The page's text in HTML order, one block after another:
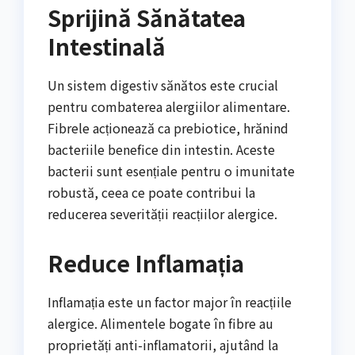
Sprijină Sănătatea
Intestinală
Un sistem digestiv sănătos este crucial
pentru combaterea alergiilor alimentare.
Fibrele acționează ca prebiotice, hrănind
bacteriile benefice din intestin. Aceste
bacterii sunt esențiale pentru o imunitate
robustă, ceea ce poate contribui la
reducerea severității reacțiilor alergice.
Reduce Inflamația
Inflamația este un factor major în reacțiile
alergice. Alimentele bogate în fibre au
proprietăți anti-inflamatorii, ajutând la